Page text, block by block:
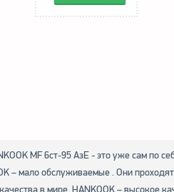
MF 6ст-95 АзЕ - это уже сам по
– мало обслуживаемые . Они
в мире. HANKOOK – высокое